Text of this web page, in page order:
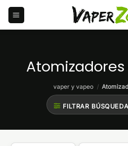
Saltar
contenido
vaper y vapeo /
FILTRAR BÚSQUEDA